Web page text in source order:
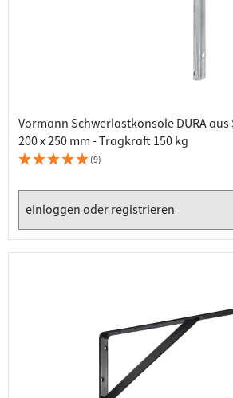
Vormann Schwerlastkonsole DURA
200 x 250 mm - Tragkraft 150 kg
(9)
einloggenoderregistrieren